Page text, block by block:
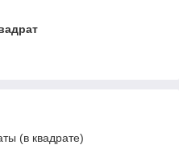
(в квадрате)